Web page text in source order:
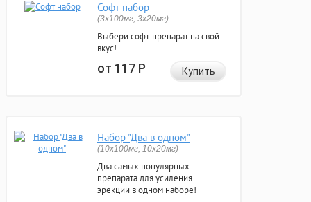
Софт набор
(3x100мг, 3x20мг)
Выбери софт-препарат на свой
вкус!
от 117Р Купить
Набор "Два в одном"
(10x100мг, 10x20мг)
Два самых популярных
препарата для усиления
эрекции в одном наборе!